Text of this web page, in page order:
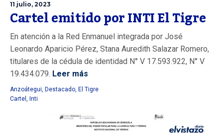
11 julio, 2023
Cartel emitido por INTI El Tigre
En atención a la Red Enmanuel integrada por José
Leonardo Aparicio Pérez, Stana Auredith Salazar Romero,
titulares de la cédula de identidad N° V 17.593.922, N° V
19.434.079. Leer más
Anzoátegui, Destacado, El Tigre
Cartel , Inti